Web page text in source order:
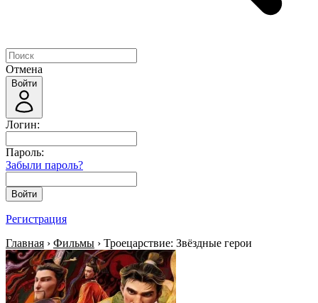
Отмена
Войти
Логин:
Пароль:
Забыли пароль?
Войти
Регистрация
Главная › Фильмы › Троецарствие: Звёздные герои